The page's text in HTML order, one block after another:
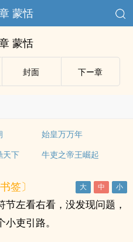
蒙恬
蒙恬
封面 下ー章
始皇万万年
天下 牛吏之帝王崛起
签〕
左看右看，没发现问题，
吏引路。